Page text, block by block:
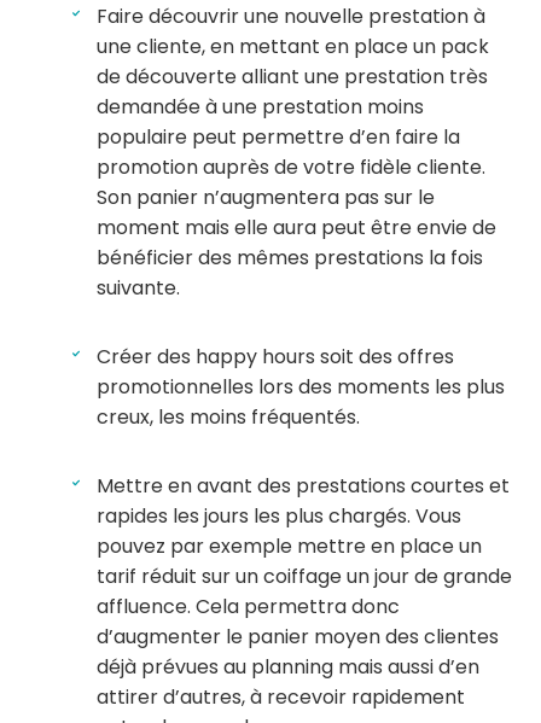
Faire découvrir une nouvelle prestation à
une cliente, en mettant en place un pack
de découverte alliant une prestation très
demandée à une prestation moins
populaire peut permettre d’en faire la
promotion auprès de votre fidèle cliente.
Son panier n’augmentera pas sur le
moment mais elle aura peut être envie de
bénéficier des mêmes prestations la fois
suivante.
Créer des happy hours soit des offres
promotionnelles lors des moments les plus
creux, les moins fréquentés.
Mettre en avant des prestations courtes et
rapides les jours les plus chargés. Vous
pouvez par exemple mettre en place un
tarif réduit sur un coiffage un jour de grande
affluence. Cela permettra donc
d’augmenter le panier moyen des clientes
déjà prévues au planning mais aussi d’en
attirer d’autres, à recevoir rapidement